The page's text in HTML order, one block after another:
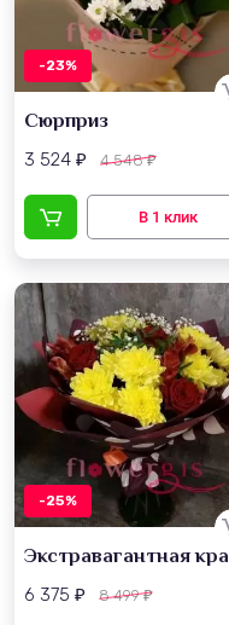
-23%
Сюрприз
3 524 ₽ 4 548₽
-25%
6 375 ₽ 8 499₽